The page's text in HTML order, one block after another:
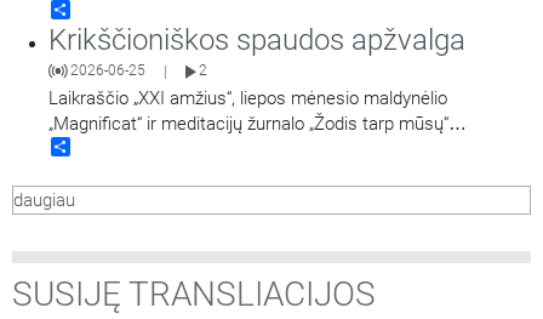
„Jėzuitai“ apžvalgos.
Krikščioniškos spaudos apžvalga
2026-06-25 2
Laikraščio „XXI amžius“, liepos mėnesio maldynėlio
„Magnificat“ ir meditacijų žurnalo „Žodis tarp mūsų“
apžvalgos.
daugiau
SUSIJĘ TRANSLIACIJOS